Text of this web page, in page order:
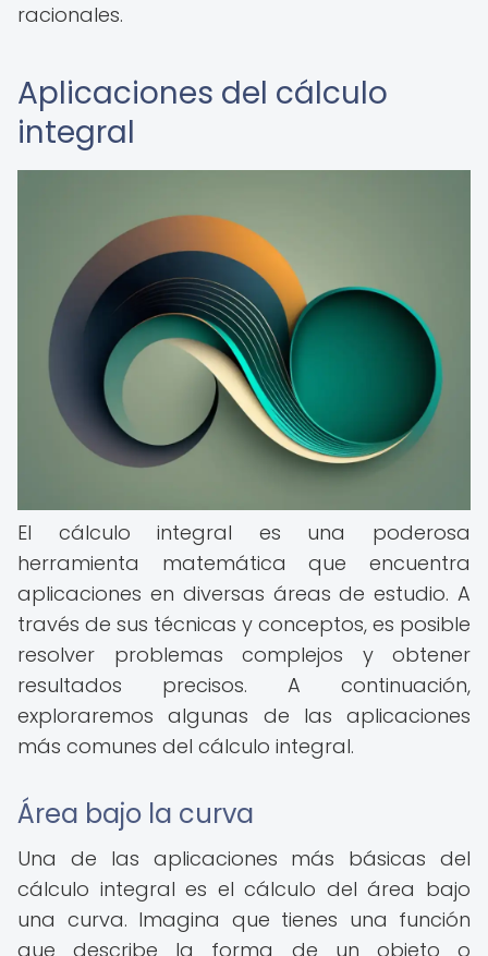
racionales.
Aplicaciones del cálculo
integral
El cálculo integral es una poderosa
herramienta matemática que encuentra
aplicaciones en diversas áreas de estudio. A
través de sus técnicas y conceptos, es posible
resolver problemas complejos y obtener
resultados precisos. A continuación,
exploraremos algunas de las aplicaciones
más comunes del cálculo integral.
Área bajo la curva
Una de las aplicaciones más básicas del
cálculo integral es el cálculo del área bajo
una curva. Imagina que tienes una función
que describe la forma de un objeto o